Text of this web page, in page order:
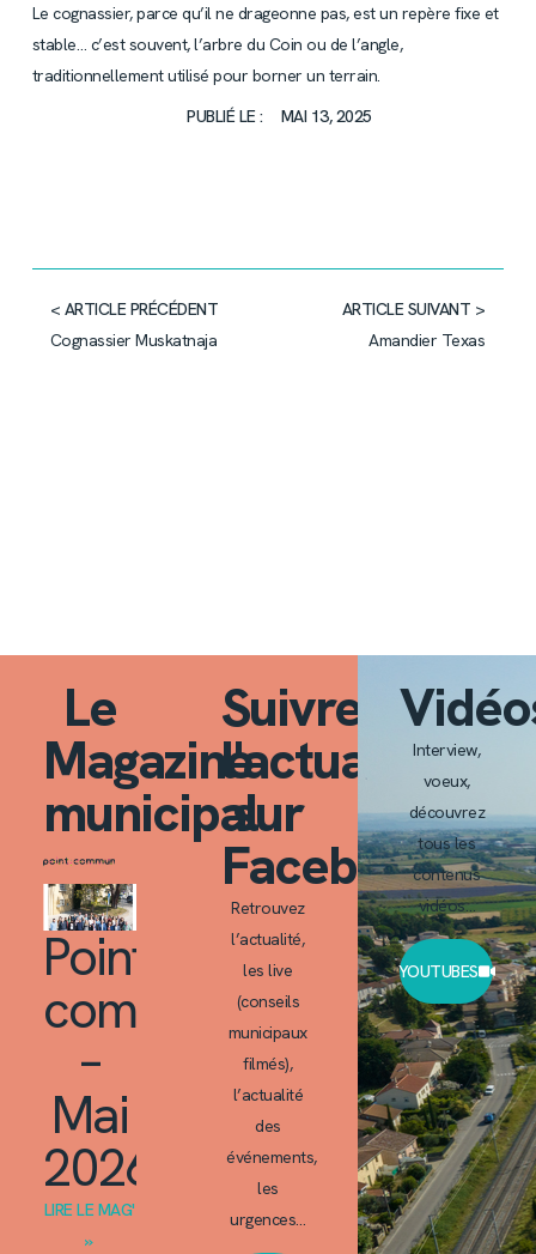
Le cognassier, parce qu’il ne drageonne pas, est un repère fixe et
stable… c’est souvent, l’arbre du Coin ou de l’angle,
traditionnellement utilisé pour borner un terrain.
PUBLIÉ LE :
MAI 13, 2025
< ARTICLE PRÉCÉDENT
Cognassier Muskatnaja
ARTICLE SUIVANT >
Amandier Texas
Le
Magazine
municipal
Point
commun
–
Mai
2026
LIRE LE MAG'
»
Suivre
l'actualité
sur
Facebook
Retrouvez
l’actualité,
les live
(conseils
municipaux
filmés),
l’actualité
des
événements,
les
urgences…
Interview,
voeux,
découvrez
tous les
contenus
vidéos…
YOUTUBES